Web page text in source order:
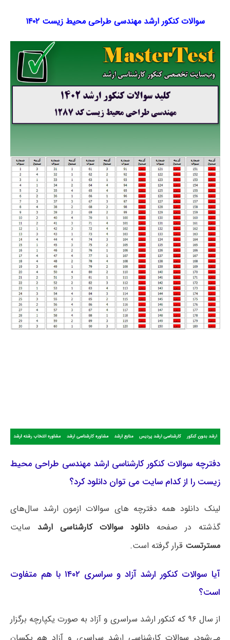
سوالات کنکور ارشد مهندسی طراحی محیط زیست ۱۴۰۲
دفترچه سوالات کنکور کارشناسی ارشد مهندسی طراحی محیط
زیست را از کدام سایت می توان دانلود کرد؟
لینک دانلود همه دفترچه های سوالات ازمون ارشد سال‌های
گذشته در صفحه
دانلود سوالات کارشناسی ارشد
سایت
مسترتست قرار گرفته است.
آیا سوالات کنکور ارشد آزاد و سراسری ۱۴۰۲ با هم متفاوت
است؟
از سال ۹۶ که کنکور ارشد سراسری و آزاد به صورت یکپارچه برگزار